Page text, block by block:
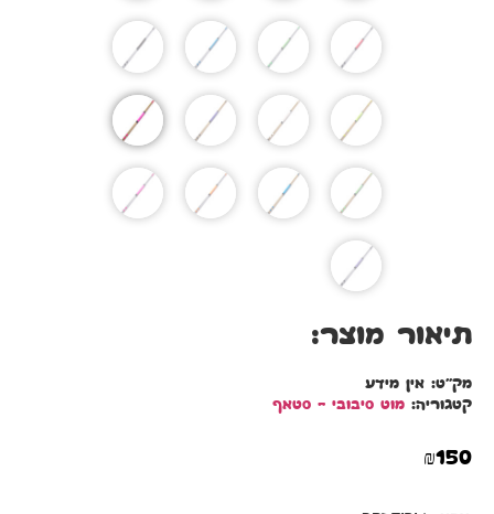
תיאור מוצר:
מק"ט: אין מידע
קטגוריה: מוט סיבובי - סטאף
₪150